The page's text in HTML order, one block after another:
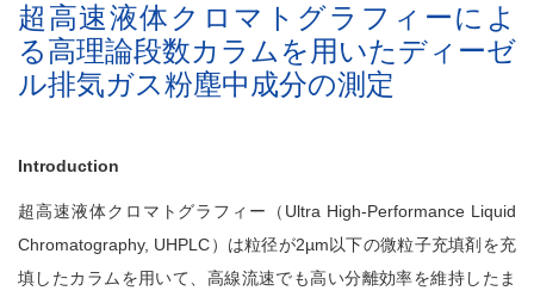
超高速液体クロマトグラフィーによ
る高理論段数カラムを用いたディーゼ
ル排気ガス粉塵中成分の測定
Introduction
超高速液体クロマトグラフィー（Ultra High-Performance Liquid
Chromatography, UHPLC）は粒径が2µm以下の微粒子充填剤を充
填したカラムを用いて、高線流速でも高い分離効率を維持したま